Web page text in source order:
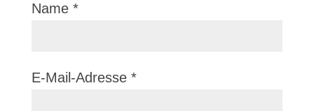
Name *
E-Mail-Adresse *